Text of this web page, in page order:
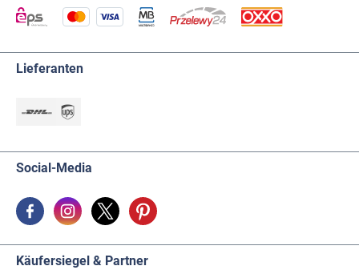
Lieferanten
Social-Media
Käufersiegel & Partner